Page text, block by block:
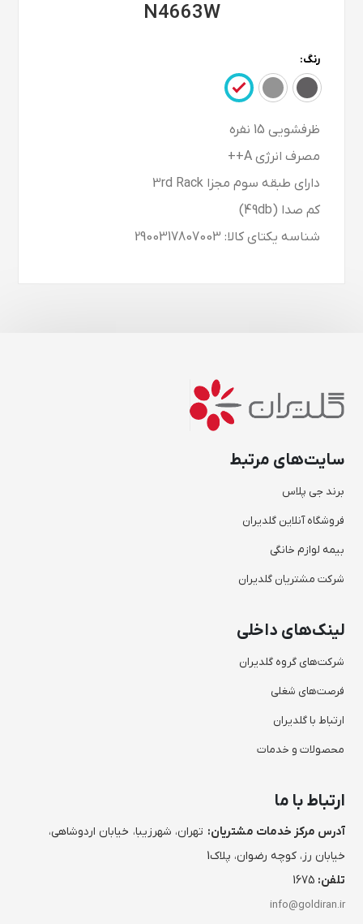
N4663W
رنگ:
ظرفشویی 15 نفره
مصرف انرژی A++
دارای طبقه سوم مجزا 3rd Rack
کم صدا (49db)
شناسه یکتای کالا: 2900317807003
سایت‌های مرتبط
برند جی پلاس
فروشگاه آنلاین گلدیران
بیمه لوازم خانگی
شرکت مشتریان گلدیران
لینک‌های داخلی
شرکت‌های گروه گلدیران
فرصت‌های شغلی
ارتباط با گلدیران
محصولات و خدمات
ارتباط با ما
آدرس مرکز خدمات مشتریان: تهران، شهرزیبا، خیابان اردوشاهی،
خیابان رز، کوچه رضوان، پلاک1
تلفن: 1675
info@goldiran.ir